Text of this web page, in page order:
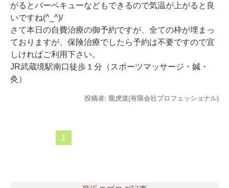
がるとバーベキューなどもできるので気温が上がると良
いですね(^_^)/
さて本日の自費治療の御予約ですが、全ての枠が埋まっ
ておりますが、保険治療でしたら予約は不要ですので宜
しければご利用下さい。
JR武蔵境駅南口徒歩１分（スポーツマッサージ・鍼・
灸）
投稿者: 龍虎道(有限会社プロフェッショナル)
1